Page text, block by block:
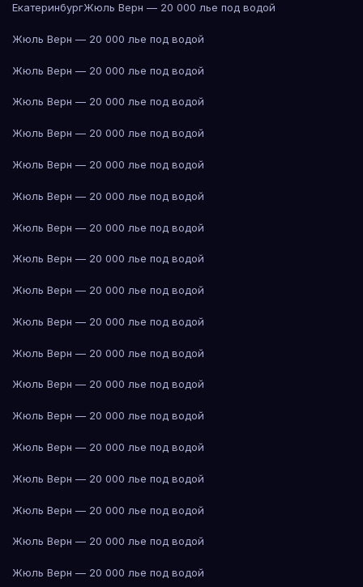
ЕкатеринбургЖюль Верн — 20 000 лье под водой
Жюль Верн — 20 000 лье под водой
Жюль Верн — 20 000 лье под водой
Жюль Верн — 20 000 лье под водой
Жюль Верн — 20 000 лье под водой
Жюль Верн — 20 000 лье под водой
Жюль Верн — 20 000 лье под водой
Жюль Верн — 20 000 лье под водой
Жюль Верн — 20 000 лье под водой
Жюль Верн — 20 000 лье под водой
Жюль Верн — 20 000 лье под водой
Жюль Верн — 20 000 лье под водой
Жюль Верн — 20 000 лье под водой
Жюль Верн — 20 000 лье под водой
Жюль Верн — 20 000 лье под водой
Жюль Верн — 20 000 лье под водой
Жюль Верн — 20 000 лье под водой
Жюль Верн — 20 000 лье под водой
Жюль Верн — 20 000 лье под водой